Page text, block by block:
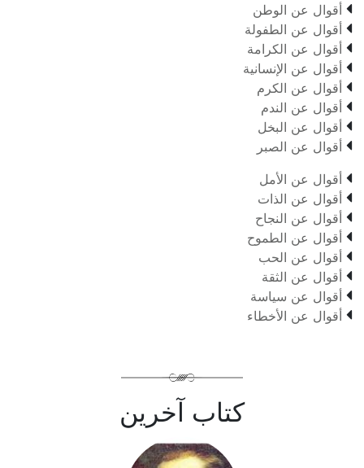
 أقوال عن الوطن
 أقوال عن الطفولة
 أقوال عن الكرامة
 أقوال عن الإنسانية
 أقوال عن الكرم
 أقوال عن الندم
 أقوال عن البخل
 أقوال عن الصبر
 أقوال عن الأمل
 أقوال عن الذات
 أقوال عن النجاح
 أقوال عن الطموح
 أقوال عن الحب
 أقوال عن الثقة
 أقوال عن سياسة
 أقوال عن الأخطاء
كتاب آخرين